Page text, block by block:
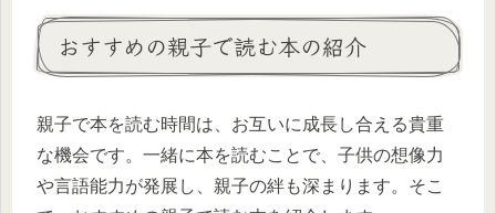
おすすめの親子で読む本の紹介
親子で本を読む時間は、お互いに成長し合える貴重
な機会です。一緒に本を読むことで、子供の想像力
や言語能力が発展し、親子の絆も深まります。そこ